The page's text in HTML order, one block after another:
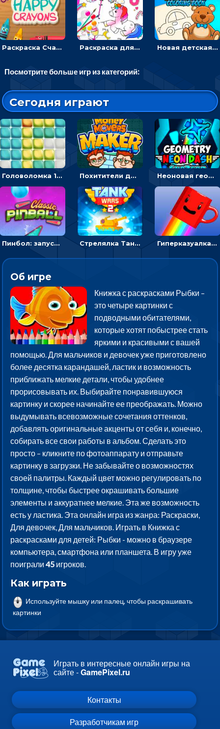
Раскраска Счастливые мелки: выбирать и раскрашивать по образцу Раскраска для девочек Милый единорог: кликать и разукрашивать Новая детская книжка-раскраска: выбирать и рисовать
Посмотрите больше игр из категорий:
Сегодня играют
Головоломка 10х10 Похитители денег: управляйте друзьями и соберите все мешки с долларами Неоновая геометрия: прыгай через препятствия и собирай шары
Пинбол: запускать шарик, чтобы выбивать очки Стрелялка Танковые войны: бить по танку врага, чтобы уничтожить зло Гиперказуалка Летающая чашка кофе: двигаться и собирать кубики сахара
Об игре
Книжка с раскрасками Рыбки –
это четыре картинки с
подводными обитателями,
которые хотят побыстрее стать
яркими и красивыми с вашей
помощью. Для мальчиков и девочек уже приготовлено
более десятка карандашей, ластик и возможность
приближать мелкие детали, чтобы удобнее
прорисовывать их. Выбирайте понравившуюся
картинку и скорее начинайте ее преображать. Можно
выдумывать всевозможные сочетания оттенков,
добавлять оригинальные акценты от себя и, конечно,
собирать все свои работы в альбом. Сделать это
просто – кликните по фотоаппарату и отправьте
картинку в загрузки. Не забывайте о возможностях
своей палитры. Каждый цвет можно регулировать по
толщине, чтобы быстрее окрашивать большие
элементы и аккуратнее мелкие. Эта же возможность
есть у ластика. Эта онлайн игра из жанра: Раскраски,
Для девочек, Для мальчиков. Играть в Книжка с
раскрасками для детей: Рыбки - можно в браузере
компьютера, смартфона или планшета. В игру уже
поиграли45 игроков.
Как играть
Используйте мышку или палец, чтобы раскрашивать
картинки
Играть в интересные онлайн игры на
сайте -GamePixel.ru
Контакты
Разработчикам игр